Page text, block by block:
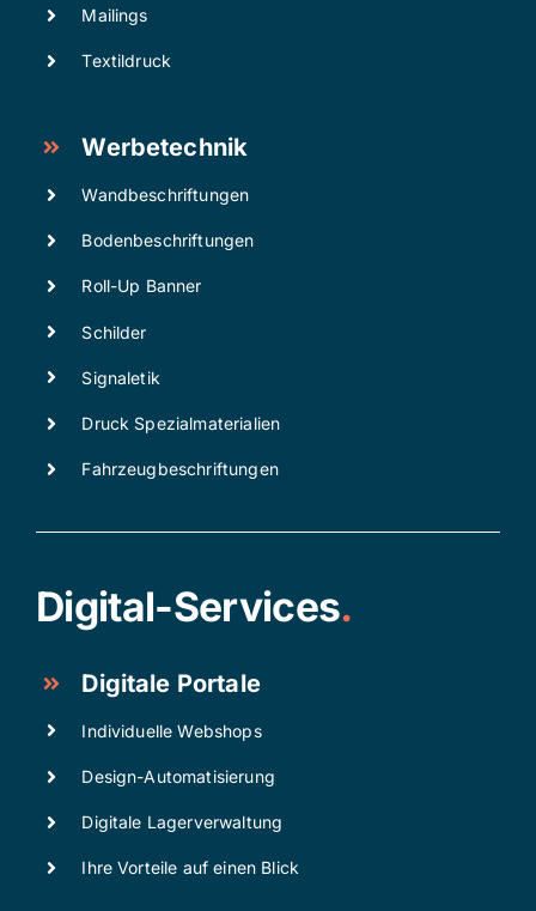
Mailings
Textildruck
Werbetechnik
Wandbeschriftungen
Bodenbeschriftungen
Roll-Up Banner
Schilder
Signaletik
Druck Spezialmaterialien
Fahrzeugbeschriftungen
Digital-Services.
Digitale Portale
Individuelle Webshops
Design-Automatisierung
Digitale Lagerverwaltung
Ihre Vorteile auf einen Blick